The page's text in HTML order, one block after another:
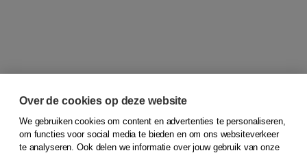
© 2026Koninklijke Boom uitgevers
Over de cookies op deze website
We gebruiken cookies om content en advertenties te personaliseren,
om functies voor social media te bieden en om ons websiteverkeer
te analyseren. Ook delen we informatie over jouw gebruik van onze